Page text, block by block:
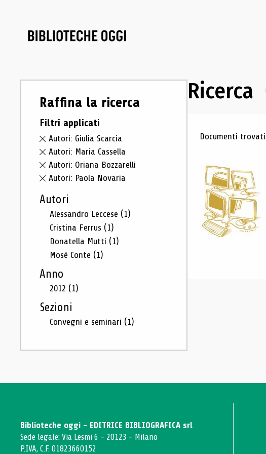
Raffina la ricerca
Filtri applicati
Autori: Giulia Scarcia
Autori: Maria Cassella
Autori: Oriana Bozzarelli
Autori: Paola Novaria
Autori
Alessandro Leccese (1)
Cristina Ferrus (1)
Donatella Mutti (1)
Mosé Conte (1)
Anno
2012 (1)
Sezioni
Convegni e seminari (1)
Ricerca
Documenti
Biblioteche oggi - EDITRICE BIBLIOGRAFICA srl
Sede legale: Via Lesmi 6 - 20123 - Milano
P.IVA, C.F. 01823660152